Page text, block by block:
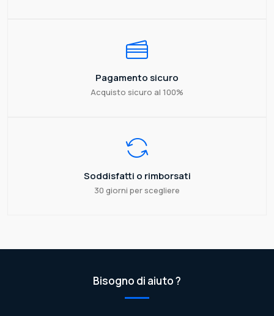
Pagamento sicuro
Acquisto sicuro al 100%
Soddisfatti o rimborsati
30 giorni per scegliere
Bisogno di aiuto ?